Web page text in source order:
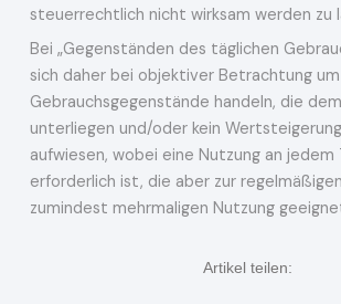
steuerrechtlich nicht wirksam werden zu
Bei „Gegenständen des täglichen
sich daher bei objektiver Betrachtung um
Gebrauchsgegenstände handeln, die
unterliegen und/oder kein
aufwiesen, wobei eine Nutzung an jedem
erforderlich ist, die aber zur
zumindest mehrmaligen Nutzung
Artikel teilen: